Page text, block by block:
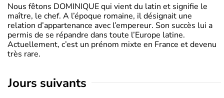
Nous fêtons DOMINIQUE qui vient du latin et signifie le
maître, le chef. A l’époque romaine, il désignait une
relation d’appartenance avec l’empereur. Son succès lui a
permis de se répandre dans toute l’Europe latine.
Actuellement, c’est un prénom mixte en France et devenu
très rare.
jours suivants